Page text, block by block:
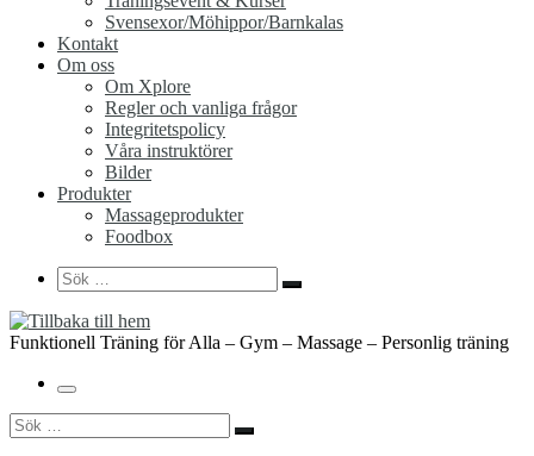
Svensexor/Möhippor/Barnkalas
Kontakt
Om oss
Om Xplore
Regler och vanliga frågor
Integritetspolicy
Våra instruktörer
Bilder
Produkter
Massageprodukter
Foodbox
Search
Sök
Sök
Funktionell Träning för Alla – Gym – Massage – Personlig träning
Meny
Sök
Sök